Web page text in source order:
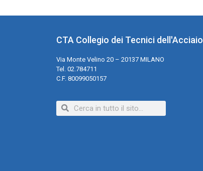
CTA Collegio dei Tecnici dell'Acciaio
Via Monte Velino 20 – 20137 MILANO
Tel. 02.784711
C.F. 80099050157